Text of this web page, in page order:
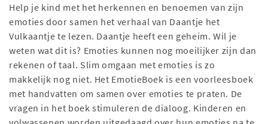
Help je kind met het herkennen en benoemen van zijn
emoties door samen het verhaal van Daantje het
Vulkaantje te lezen. Daantje heeft een geheim. Wil je
weten wat dit is? Emoties kunnen nog moeilijker zijn dan
rekenen of taal. Slim omgaan met emoties is zo
makkelijk nog niet. Het EmotieBoek is een voorleesboek
met handvatten om samen over emoties te praten. De
vragen in het boek stimuleren de dialoog. Kinderen en